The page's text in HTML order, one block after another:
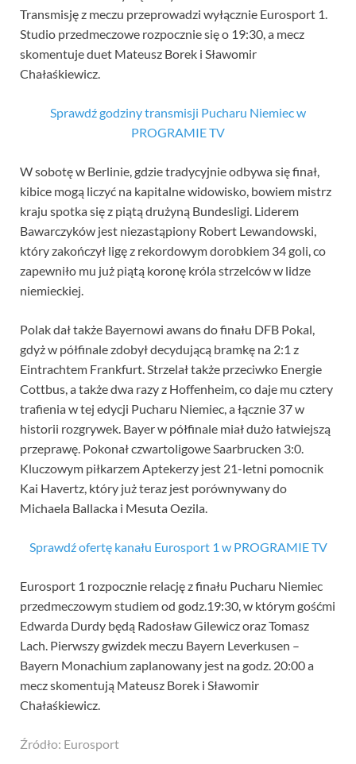
Transmisję z meczu przeprowadzi wyłącznie Eurosport 1.
Studio przedmeczowe rozpocznie się o 19:30, a mecz
skomentuje duet Mateusz Borek i Sławomir
Chałaśkiewicz.
Sprawdź godziny transmisji Pucharu Niemiec w
PROGRAMIE TV
W sobotę w Berlinie, gdzie tradycyjnie odbywa się finał,
kibice mogą liczyć na kapitalne widowisko, bowiem mistrz
kraju spotka się z piątą drużyną Bundesligi. Liderem
Bawarczyków jest niezastąpiony Robert Lewandowski,
który zakończył ligę z rekordowym dorobkiem 34 goli, co
zapewniło mu już piątą koronę króla strzelców w lidze
niemieckiej.
Polak dał także Bayernowi awans do finału DFB Pokal,
gdyż w półfinale zdobył decydującą bramkę na 2:1 z
Eintrachtem Frankfurt. Strzelał także przeciwko Energie
Cottbus, a także dwa razy z Hoffenheim, co daje mu cztery
trafienia w tej edycji Pucharu Niemiec, a łącznie 37 w
historii rozgrywek. Bayer w półfinale miał dużo łatwiejszą
przeprawę. Pokonał czwartoligowe Saarbrucken 3:0.
Kluczowym piłkarzem Aptekerzy jest 21-letni pomocnik
Kai Havertz, który już teraz jest porównywany do
Michaela Ballacka i Mesuta Oezila.
Sprawdź ofertę kanału Eurosport 1 w PROGRAMIE TV
Eurosport 1 rozpocznie relację z finału Pucharu Niemiec
przedmeczowym studiem od godz.19:30, w którym gośćmi
Edwarda Durdy będą Radosław Gilewicz oraz Tomasz
Lach. Pierwszy gwizdek meczu Bayern Leverkusen –
Bayern Monachium zaplanowany jest na godz. 20:00 a
mecz skomentują Mateusz Borek i Sławomir
Chałaśkiewicz.
Źródło: Eurosport